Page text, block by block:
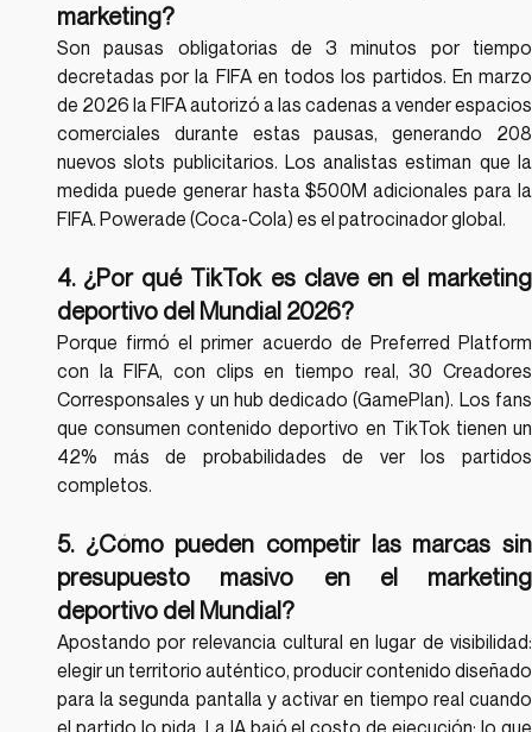
marketing?
Son pausas obligatorias de 3 minutos por tiempo
decretadas por la FIFA en todos los partidos. En marzo
de 2026 la FIFA autorizó a las cadenas a vender espacios
comerciales durante estas pausas, generando 208
nuevos slots publicitarios. Los analistas estiman que la
medida puede generar hasta $500M adicionales para la
FIFA. Powerade (Coca-Cola) es el patrocinador global.
4. ¿Por qué TikTok es clave en el marketing
deportivo del Mundial 2026?
Porque firmó el primer acuerdo de Preferred Platform
con la FIFA, con clips en tiempo real, 30 Creadores
Corresponsales y un hub dedicado (GamePlan). Los fans
que consumen contenido deportivo en TikTok tienen un
42% más de probabilidades de ver los partidos
completos.
5. ¿Cómo pueden competir las marcas sin
presupuesto masivo en el marketing
deportivo del Mundial?
Apostando por relevancia cultural en lugar de visibilidad:
elegir un territorio auténtico, producir contenido diseñado
para la segunda pantalla y activar en tiempo real cuando